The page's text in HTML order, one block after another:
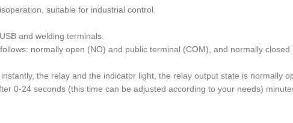
suitable for industrial control.
and welding terminals.
normally open (NO) and public terminal (COM), and normally
the relay and the indicator light, the relay output state is normally
0-24 seconds (this time can be adjusted according to your needs)